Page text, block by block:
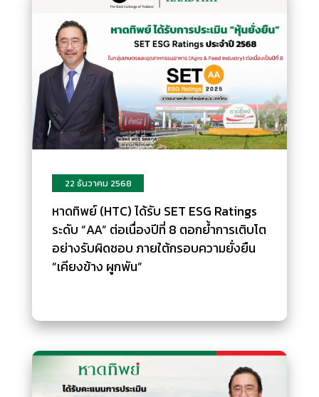
22 ธันวาคม 2568
หาดทิพย์ (HTC) ได้รับ SET ESG Ratings
ระดับ “AA” ต่อเนื่องปีที่ 8 ตอกย้ำการเติบโต
อย่างรับผิดชอบ ภายใต้กรอบความยั่งยืน
“เคียงข้าง ผูกพัน”